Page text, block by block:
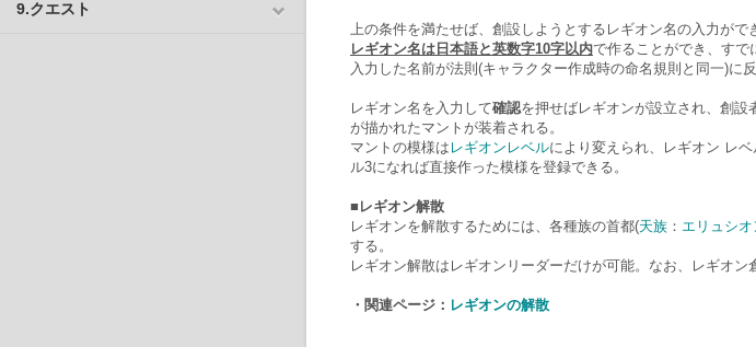
9.クエスト
上の条件を満たせば、創設しようとするレギオン名の入力がで
レギオン名は日本語と英数字10字以内で作ることができ、すで
入力した名前が法則(キャラクター作成時の命名規則と同一)に
レギオン名を入力して確認を押せばレギオンが設立され、創設
が描かれたマントが装着される。
マントの模様は レギオンレベルにより変えられ、レギオン レ
ル3になれば直接作った模様を登録できる。
■レギオン解散
レギオンを解散するためには、各種族の首都(天族 ： エリュシオ
する。
レギオン解散はレギオンリーダーだけが可能。なお、レギオ
・関連ページ： レギオンの解散